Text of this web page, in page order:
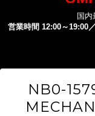
国
営業時間 12:00～19:00
NB0-